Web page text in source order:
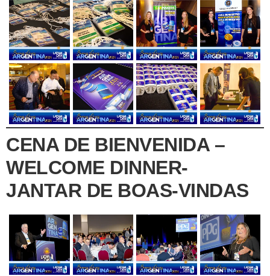
CENA DE BIENVENIDA –
WELCOME DINNER-
JANTAR DE BOAS-VINDAS